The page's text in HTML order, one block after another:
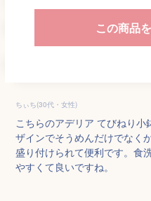
この商品
ちぃち(30代・女性)
こちらのアデリア てびねり
ザインでそうめんだけでなく
盛り付けられて便利です。食
やすくて良いですね。